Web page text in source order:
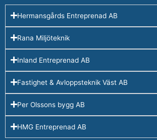
Hermansgårds Entreprenad AB
Rana Miljöteknik
Inland Entreprenad AB
Fastighet & Avloppsteknik Väst AB
Per Olssons bygg AB
HMG Entreprenad AB